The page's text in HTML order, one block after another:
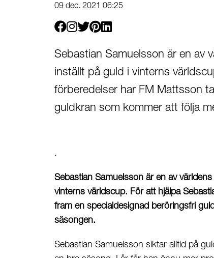
09 dec. 2021 06:25
Facebook
Instagram
TwitterPinterest
Sebastian Samuelsson är en av
inställt på guld i vinterns
förberedelser har FM Mattsson
guldkran som kommer att följa
.
Sebastian Samuelsson är en av
vinterns världscup. För att hjälpa
fram en specialdesignad beröringsfri
säsongen.
Sebastian Samuelsson siktar alltid på